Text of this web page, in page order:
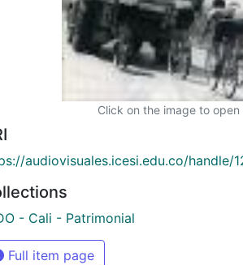
Click on the image to
audiovisuales.icesi.edu.co/handle/
- Cali - Patrimonial
Full item page